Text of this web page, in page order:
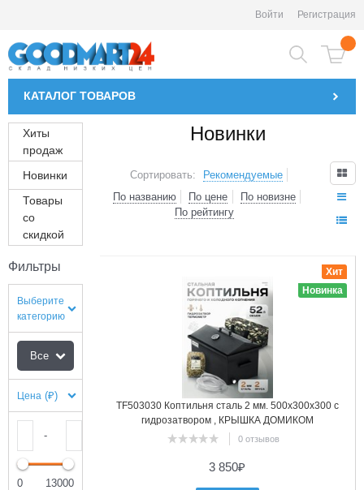
Войти Регистрация
КАТАЛОГ ТОВАРОВ
Хиты
продаж
Новинки
Товары
со
скидкой
Фильтры
Выберите
категорию
Цена (₽)
-
0 13000
Новинки
Сортировать:
Рекомендуемые
По названию
По цене
По новизне
По рейтингу
TF503030 Коптильня сталь 2 мм. 500х300х300 с
гидрозатвором , КРЫШКА ДОМИКОМ
0 отзывов
Хит
Новинка
3 850₽